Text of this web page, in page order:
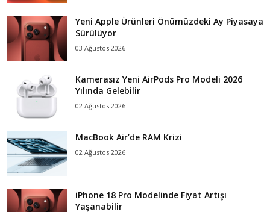
Yeni Apple Ürünleri Önümüzdeki Ay Piyasaya
Sürülüyor
03 Ağustos 2026
Kamerasız Yeni AirPods Pro Modeli 2026
Yılında Gelebilir
02 Ağustos 2026
MacBook Air’de RAM Krizi
02 Ağustos 2026
iPhone 18 Pro Modelinde Fiyat Artışı
Yaşanabilir